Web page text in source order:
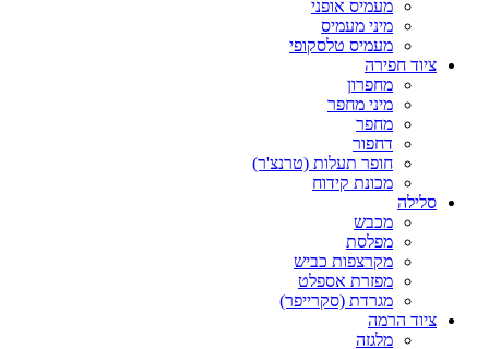
מעמיס אופני
מיני מעמיס
מעמיס טלסקופי
ציוד חפירה
מחפרון
מיני מחפר
מחפר
דחפור
חופר תעלות (טרנצ'ר)
מכונת קידוח
סלילה
מכבש
מפלסת
מקרצפות כביש
מפזרת אספלט
מגרדת (סקרייפר)
ציוד הרמה
מלגזה